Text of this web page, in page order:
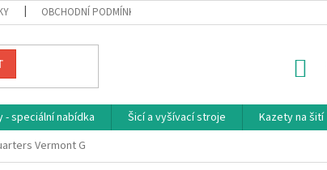
OBCHODNÍ PODMÍNKY
- speciální nabídka Šicí a vyšívací stroje Kazety na šití
Vermont G